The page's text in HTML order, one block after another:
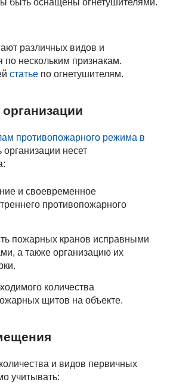
быть оснащены огнетушителями.
различных видов и
по нескольким признакам.
статье по огнетушителям.
противопожарного режима в
организации несет
и своевременное
противопожарного
пожарных кранов исправными
а также организацию их
количества
щитов на объекте.
и видов первичных
учитывать: